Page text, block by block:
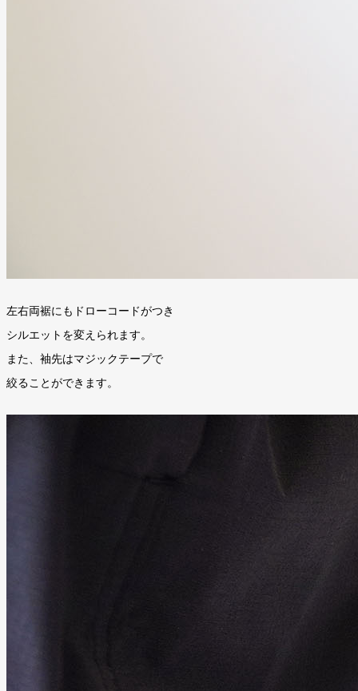
左右両裾にもドローコードがつき
シルエットを変えられます。
また、袖先はマジックテープで
絞ることができます。